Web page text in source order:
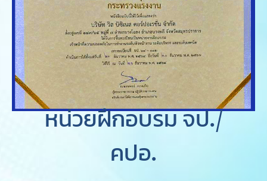
หน่วยฝึกอบรม จป./
คปอ.